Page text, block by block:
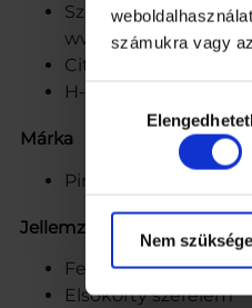
számukra vagy
kiválasztása
Nem
Szikrai Borászati Kft.,
www.piroskaszorp.hu
Citrus-Mix
H-6032 Nyárlőrinc, Fő
Márka
Piroska
Jellemzők
Felejthetetlen
Elsőkorty szerelem